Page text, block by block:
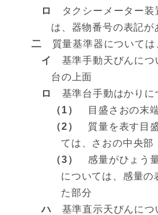
ロ
タクシーメーター装
は、器物番号の表記
二 質量基準器については
イ
基準手動天びんにつ
台の上面
ロ
基準台手動はかりに
（1）
目盛さおの末
（2）
質量を表す目
ては、さおの中央部
（3）
感量がひょう
については、感量の
た部分
ハ 基準直示天びんにつ